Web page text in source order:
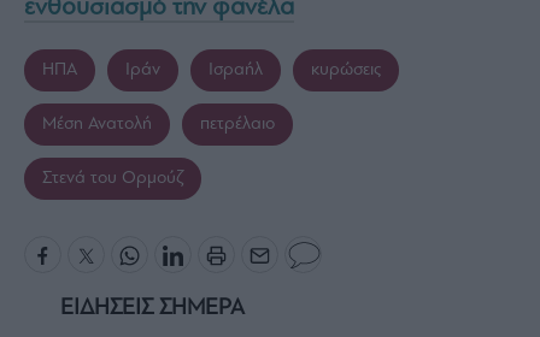
ενθουσιασμό την φανέλα
ΗΠΑ Ιράν Ισραήλ κυρώσεις
Μέση Ανατολή πετρέλαιο
Στενά του Ορμούζ
ΕΙΔΗΣΕΙΣ ΣΗΜΕΡΑ